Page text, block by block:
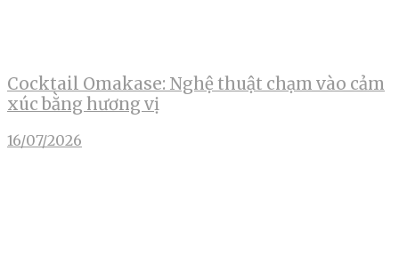
Cocktail Omakase: Nghệ thuật chạm vào cảm
xúc bằng hương vị
16/07/2026